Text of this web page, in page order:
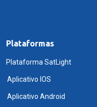
Plataformas
Plataforma SatLight
Aplicativo IOS
Aplicativo Android